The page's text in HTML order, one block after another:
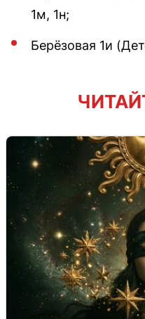
1м, 1н;
Берёзовая 1и